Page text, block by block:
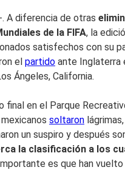
A diferencia de otras
de la FIFA, la
satisfechos con su
el partido ante Inglaterra
Ángeles, California.
final en el Parque
soltaron
un suspiro y después
la clasificación a los
es que han